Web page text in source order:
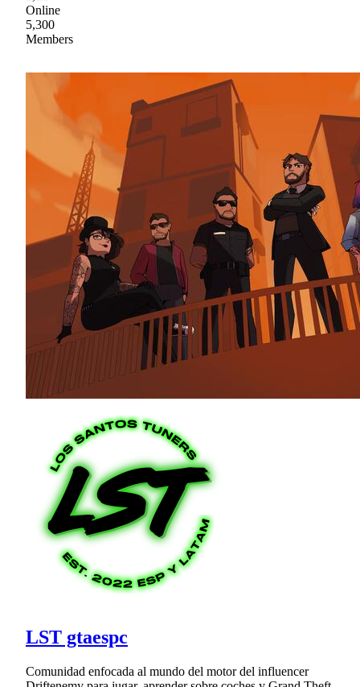
Online
5,300
Members
LST gtaespc
Comunidad enfocada al mundo del motor del influencer